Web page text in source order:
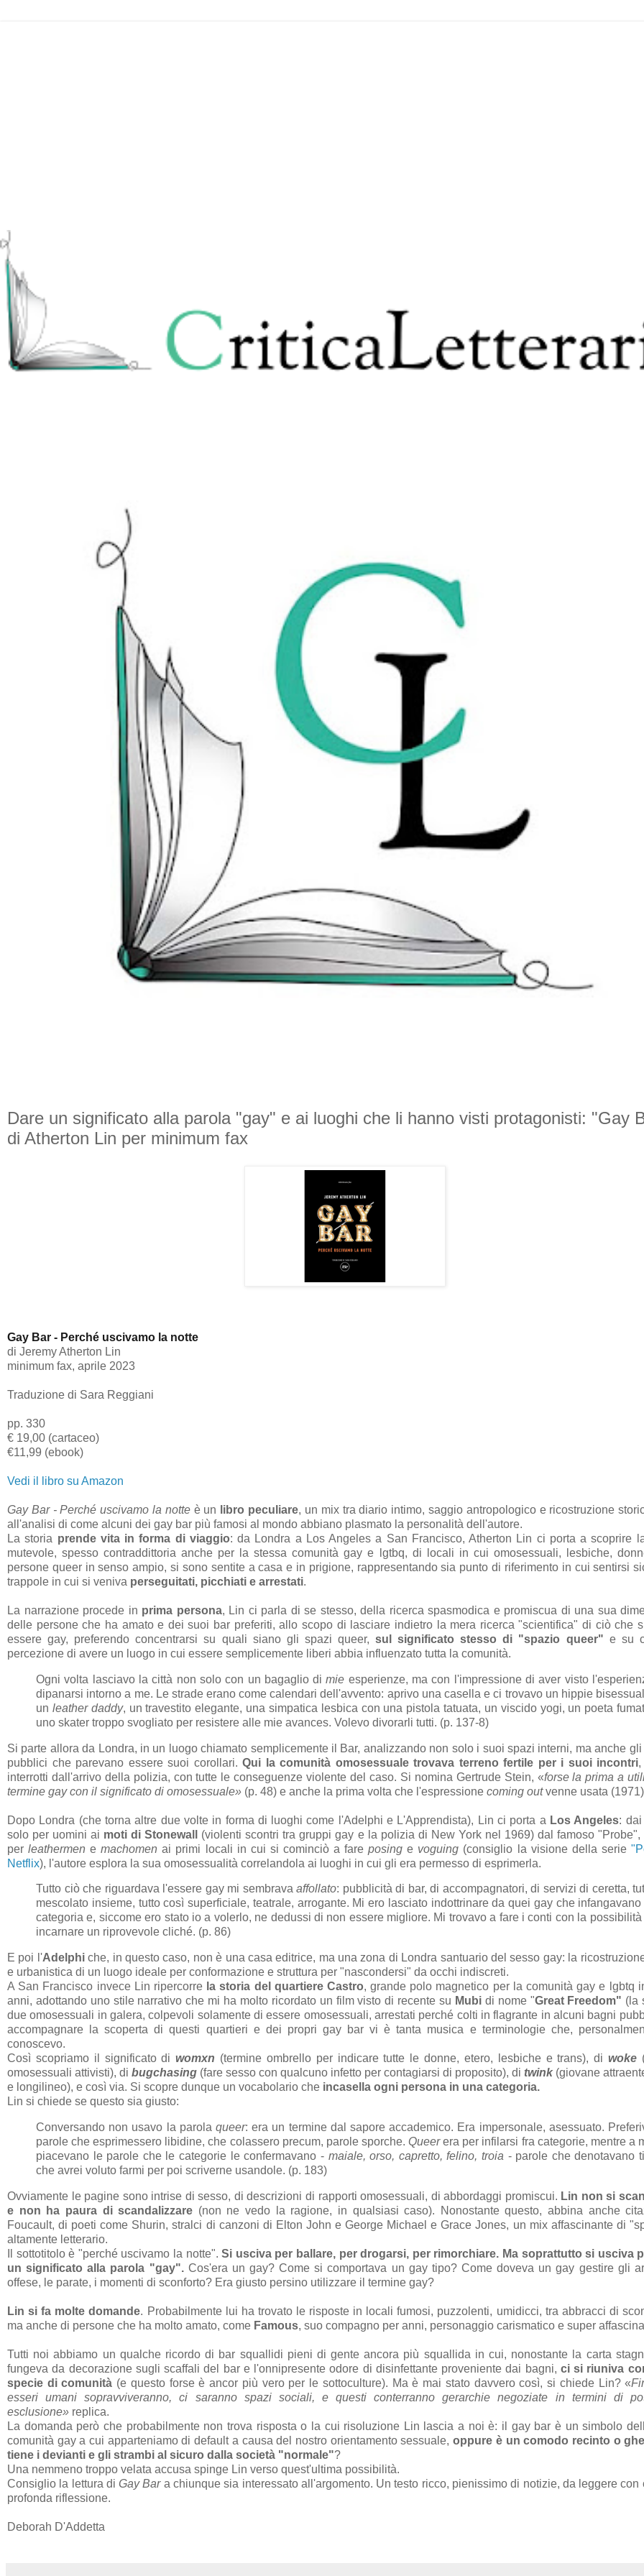
Dare un significato alla parola "gay" e ai luoghi che li hanno visti protagonisti: "Gay
di Atherton Lin per minimum fax
Gay Bar - Perché uscivamo la notte
di Jeremy Atherton Lin
minimum fax, aprile 2023
Traduzione di Sara Reggiani
pp. 330
€ 19,00 (cartaceo)
€11,99 (ebook)
Vedi il libro su Amazon
Gay Bar - Perché uscivamo la notteè un libro peculiare, un mix tra diario intimo, saggio antropologico e ricostruzione
all'analisi di come alcuni dei gay bar più famosi al mondo abbiano plasmato la personalità dell'autore.
La storia prende vita in forma di viaggio: da Londra a Los Angeles a San Francisco, Atherton Lin ci porta a scoprire
mutevole, spesso contraddittoria anche per la stessa comunità gay e lgtbq, di locali in cui omosessuali, lesbiche,
persone queer in senso ampio, si sono sentite a casa e in prigione, rappresentando sia punto di riferimento in cui sentirsi
trappole in cui si veniva perseguitati, picchiati e arrestati.
La narrazione procede in prima persona, Lin ci parla di se stesso, della ricerca spasmodica e promiscua di una sua
delle persone che ha amato e dei suoi bar preferiti, allo scopo di lasciare indietro la mera ricerca "scientifica" di ciò che
essere gay, preferendo concentrarsi su quali siano gli spazi queer,sul significato stesso di "spazio queer" e su
percezione di avere un luogo in cui essere semplicemente liberi abbia influenzato tutta la comunità.
Ogni volta lasciavo la città non solo con un bagaglio dimie esperienze, ma con l'impressione di aver visto
dipanarsi intorno a me. Le strade erano come calendari dell'avvento: aprivo una casella e ci trovavo un hippie
un leather daddy, un travestito elegante, una simpatica lesbica con una pistola tatuata, un viscido yogi, un poeta
uno skater troppo svogliato per resistere alle mie avances. Volevo divorarli tutti. (p. 137-8)
Si parte allora da Londra, in un luogo chiamato semplicemente il Bar, analizzando non solo i suoi spazi interni, ma anche
pubblici che parevano essere suoi corollari.Qui la comunità omosessuale trovava terreno fertile per i suoi incontri
interrotti dall'arrivo della polizia, con tutte le conseguenze violente del caso. Si nomina Gertrude Stein, «forse la prima a
termine gay con il significato di omosessuale» (p. 48) e anche la prima volta che l'espressione coming outvenne usata
Dopo Londra (che torna altre due volte in forma di luoghi come l'Adelphi e L'Apprendista), Lin ci porta a Los Angeles:
solo per uomini ai moti di Stonewall
(violenti scontri tra gruppi gay e la polizia di New York nel 1969) dal famoso "Probe",
perleathermen emachomenai primi locali in cui si cominciò a fareposing e voguing (consiglio la visione della serie
Netflix), l'autore esplora la sua omosessualità correlandola ai luoghi in cui gli era permesso di esprimerla.
Tutto ciò che riguardava l'essere gay mi sembrava affollato: pubblicità di bar, di accompagnatori, di servizi di ceretta,
mescolato insieme, tutto così superficiale, teatrale, arrogante. Mi ero lasciato indottrinare da quei gay che infangavano
categoria e, siccome ero stato io a volerlo, ne dedussi di non essere migliore. Mi trovavo a fare i conti con la possibilità
incarnare un riprovevole cliché. (p. 86)
E poi l'Adelphiche, in questo caso, non è una casa editrice, ma una zona di Londra santuario del sesso gay: la
e urbanistica di un luogo ideale per conformazione e struttura per "nascondersi" da occhi indiscreti.
A San Francisco invece Lin ripercorre la storia del quartiere Castro, grande polo magnetico per la comunità gay e lgbtq
anni, adottando uno stile narrativo che mi ha molto ricordato un film visto di recente su Mubi di nome "Great Freedom" (la
due omosessuali in galera, colpevoli solamente di essere omosessuali, arrestati perché colti in flagrante in alcuni bagni
accompagnare la scoperta di questi quartieri e dei propri gay bar vi è tanta musica e terminologie che,
conoscevo.
Così scopriamo il significato diwomxn (termine ombrello per indicare tutte le donne, etero, lesbiche e trans), diwoke
omosessuali attivisti), di bugchasing (fare sesso con qualcuno infetto per contagiarsi di proposito), di twink (giovane
e longilineo), e così via. Si scopre dunque un vocabolario che incasella ogni persona in una categoria.
Lin si chiede se questo sia giusto:
Conversando non usavo la parola queer: era un termine dal sapore accademico. Era impersonale, asessuato.
parole che esprimessero libidine, che colassero precum, parole sporche.Queerera per infilarsi fra categorie, mentre a
piacevano le parole che le categorie le confermavano - maiale, orso, capretto, felino, troia - parole che denotavano
che avrei voluto farmi per poi scriverne usandole. (p. 183)
Ovviamente le pagine sono intrise di sesso, di descrizioni di rapporti omosessuali, di abbordaggi promiscui. Lin non si
e non ha paura di scandalizzare (non ne vedo la ragione, in qualsiasi caso). Nonostante questo, abbina anche
Foucault, di poeti come Shurin, stralci di canzoni di Elton John e George Michael e Grace Jones, un mix affascinante di
altamente letterario.
Il sottotitolo è "perché uscivamo la notte".Si usciva per ballare, per drogarsi, per rimorchiare. Ma soprattutto si usciva
un significato alla parola "gay".Cos'era un gay? Come si comportava un gay tipo? Come doveva un gay gestire gli
offese, le parate, i momenti di sconforto? Era giusto persino utilizzare il termine gay?
Lin si fa molte domande. Probabilmente lui ha trovato le risposte in locali fumosi, puzzolenti, umidicci, tra abbracci di
ma anche di persone che ha molto amato, come Famous, suo compagno per anni, personaggio carismatico e super
Tutti noi abbiamo un qualche ricordo di bar squallidi pieni di gente ancora più squallida in cui, nonostante la carta
fungeva da decorazione sugli scaffali del bar e l'onnipresente odore di disinfettante proveniente dai bagni, ci si riuniva
specie di comunità (e questo forse è ancor più vero per le sottoculture). Ma è mai stato davvero così, si chiede Lin? «
esseri umani sopravviveranno, ci saranno spazi sociali, e questi conterranno gerarchie negoziate in termini di
esclusione» replica.
La domanda però che probabilmente non trova risposta o la cui risoluzione Lin lascia a noi è: il gay bar è un simbolo
comunità gay a cui apparteniamo di default a causa del nostro orientamento sessuale,oppure è un comodo recinto o
tiene i devianti e gli strambi al sicuro dalla società "normale"?
Una nemmeno troppo velata accusa spinge Lin verso quest'ultima possibilità.
Consiglio la lettura diGay Bar a chiunque sia interessato all'argomento. Un testo ricco, pienissimo di notizie, da leggere con
profonda riflessione.
Deborah D'Addetta